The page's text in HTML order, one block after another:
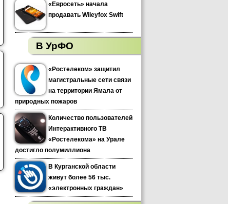
«Евросеть» начала
продавать Wileyfox Swift
В УрФО
«Ростелеком» защитил
магистральные сети связи
на территории Ямала от
природных пожаров
Количество пользователей
Интерактивного ТВ
«Ростелекома» на Урале
достигло полумиллиона
В Курганской области
живут более 56 тыс.
«электронных граждан»